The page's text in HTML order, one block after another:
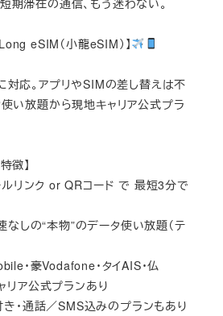
eSIM（小龍eSIM）】
応。アプリやSIMの差し替えは不
い放題から現地キャリア公式プラ
徴】
ルリンク or QRコード で 最短3分で
しの“本物”のデータ使い放題（テ
・豪Vodafone・タイAIS・仏
ア公式プランあり
・通話／SMS込みのプランもあり